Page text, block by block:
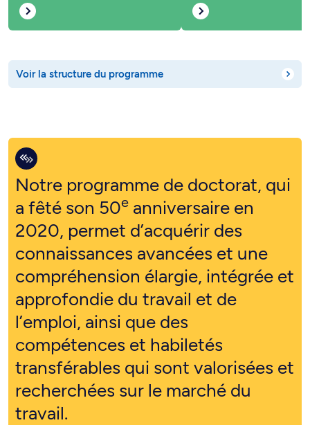
Voir la structure du programme
Notre programme de doctorat, qui
a fêté son 50e anniversaire en
2020, permet d’acquérir des
connaissances avancées et une
compréhension élargie, intégrée et
approfondie du travail et de
l’emploi, ainsi que des
compétences et habiletés
transférables qui sont valorisées et
recherchées sur le marché du
travail.